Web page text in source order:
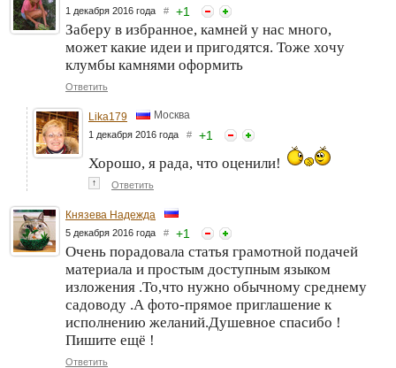
1 декабря 2016 года # +1
Заберу в избранное, камней у нас много,
может какие идеи и пригодятся. Тоже хочу
клумбы камнями оформить
Ответить
Lika179 Москва
1 декабря 2016 года # +1
Хорошо, я рада, что оценили!
↑ Ответить
Князева Надежда
5 декабря 2016 года # +1
Очень порадовала статья грамотной подачей
материала и простым доступным языком
изложения .То,что нужно обычному среднему
садоводу .А фото-прямое приглашение к
исполнению желаний.Душевное спасибо !
Пишите ещё !
Ответить